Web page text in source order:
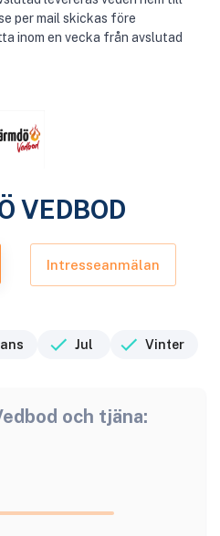
per mail skickas före
inom en vecka från avslutad
VEDBOD
Intresseanmälan
Jul Vinter
och tjäna: